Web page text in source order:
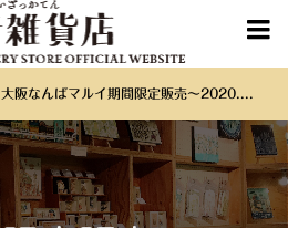

大阪なんばマルイ期間限定販売〜2020.1月31月まで